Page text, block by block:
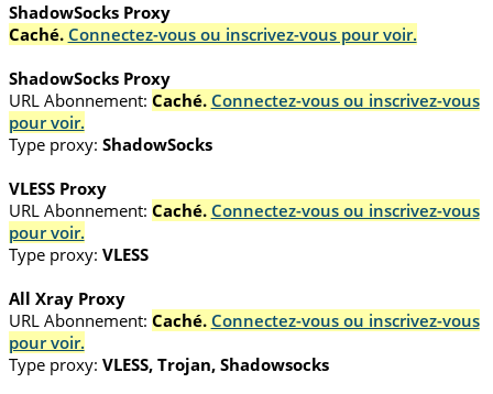
ShadowSocks Proxy
Caché. Connectez-vous ou inscrivez-vous pour voir.
ShadowSocks Proxy
URL Abonnement: Caché. Connectez-vous ou inscrivez-vous
pour voir.
Type proxy: ShadowSocks
VLESS Proxy
URL Abonnement: Caché. Connectez-vous ou inscrivez-vous
pour voir.
Type proxy: VLESS
All Xray Proxy
URL Abonnement: Caché. Connectez-vous ou inscrivez-vous
pour voir.
Type proxy: VLESS, Trojan, Shadowsocks